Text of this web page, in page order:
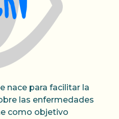
nace para facilitar la
las enfermedades
como objetivo